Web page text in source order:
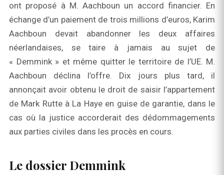
ont proposé à M. Aachboun un accord financier. En
échange d’un paiement de trois millions d’euros, Karim
Aachboun devait abandonner les deux affaires
néerlandaises, se taire à jamais au sujet de
« Demmink » et même quitter le territoire de l’UE. M.
Aachboun déclina l’offre. Dix jours plus tard, il
annonçait avoir obtenu le droit de saisir l’appartement
de Mark Rutte à La Haye en guise de garantie, dans le
cas où la justice accorderait des dédommagements
aux parties civiles dans les procès en cours.
Le dossier Demmink